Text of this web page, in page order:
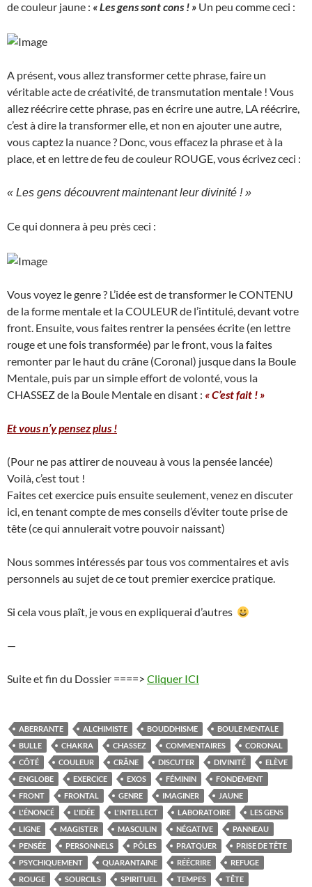
de couleur jaune : « Les gens sont cons ! » Un peu comme ceci :
A présent, vous allez transformer cette phrase, faire un
véritable acte de créativité, de transmutation mentale ! Vous
allez réécrire cette phrase, pas en écrire une autre, LA réécrire,
c’est à dire la transformer elle, et non en ajouter une autre,
vous captez la nuance ? Donc, vous effacez la phrase et à la
place, et en lettre de feu de couleur ROUGE, vous écrivez ceci :
« Les gens découvrent maintenant leur divinité ! »
Ce qui donnera à peu près ceci :
Vous voyez le genre ? L’idée est de transformer le CONTENU
de la forme mentale et la COULEUR de l’intitulé, devant votre
front. Ensuite, vous faites rentrer la pensées écrite (en lettre
rouge et une fois transformée) par le front, vous la faites
remonter par le haut du crâne (Coronal) jusque dans la Boule
Mentale, puis par un simple effort de volonté, vous la
CHASSEZ de la Boule Mentale en disant : « C’est fait ! »
Et vous n’y pensez plus !
(Pour ne pas attirer de nouveau à vous la pensée lancée)
Voilà, c’est tout !
Faites cet exercice puis ensuite seulement, venez en discuter
ici, en tenant compte de mes conseils d’éviter toute prise de
tête (ce qui annulerait votre pouvoir naissant)
Nous sommes intéressés par tous vos commentaires et avis
personnels au sujet de ce tout premier exercice pratique.
Si cela vous plaît, je vous en expliquerai d’autres
—
Suite et fin du Dossier ====> Cliquer ICI
ABERRANTE ALCHIMISTE BOUDDHISME
BOULE MENTALE
BULLE
CHAKRA CHASSEZ COMMENTAIRES
CORONAL
CÔTÉ
COULEUR CRÂNE DISCUTER DIVINITÉ
ELÈVE
ENGLOBE
EXERCICE EXOS FÉMININ
FONDEMENT
FRONT
FRONTAL GENRE IMAGINER
JAUNE
L'ÉNONCÉ
L'IDÉE L'INTELLECT LABORATOIRE
LES GENS
LIGNE
MAGISTER MASCULIN NÉGATIVE
PANNEAU
PENSÉE
PERSONNELS PÔLES PRATQUER
PRISE DE TÊTE
PSYCHIQUEMENT
QUARANTAINE RÉÉCRIRE
REFUGE
ROUGE
SOURCILS SPIRITUEL TEMPES TÊTE